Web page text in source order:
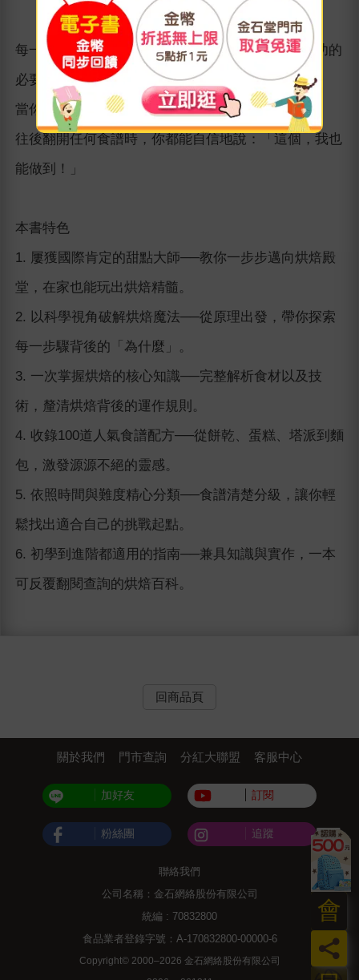
每一次的烤焦、塌陷或分離，其實都是讓你邁向成功的
必要練習。
當你真正理解原理，不只是能烤出好吃的甜點，
往後翻開任何食譜時，你都能自信地說：「這個，我也
能做到！」
本書特色
1. 屢獲國際肯定的甜點大師──教你一步步邁向烘焙殿
堂，在家也能玩出烘焙精髓。
2. 以科學視角破解烘焙魔法──從原理出發，帶你探索
每一步驟背後的「為什麼」。
3. 一次掌握烘焙的核心知識──完整解析食材以及技
術，釐清烘焙背後的運作規則。
4. 收錄100道人氣食譜配方──從餅乾、蛋糕、塔派到麵
包，激發源源不絕的靈感。
5. 依照時間與難度精心分類──食譜清楚分級，讓你輕
鬆找出適合自己的挑戰起點。
6. 初學到進階都適用的指南──兼具知識與實作，一本
可反覆翻閱查詢的烘焙百科。
回商品頁
員
會
關於我們 門市查詢 分紅大聯盟 客服中心
加好友 訂閱
粉絲團 追蹤
聯絡我們
公司名稱：金石網絡股份有限公司
統編 : 70832800
食品業者登錄字號：A-170832800-00000-6
Copyright© 2000–2026 金石網絡股份有限公司